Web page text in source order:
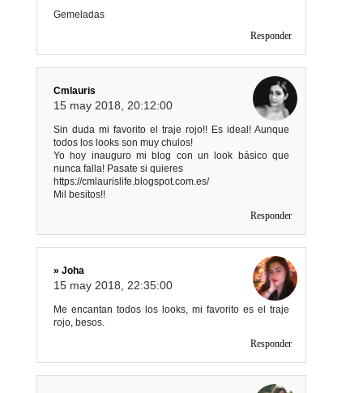
Gemeladas
Responder
Cmlauris
15 may 2018, 20:12:00
Sin duda mi favorito el traje rojo!! Es ideal! Aunque
todos los looks son muy chulos!
Yo hoy inauguro mi blog con un look básico que
nunca falla! Pasate si quieres
https://cmlaurislife.blogspot.com.es/
Mil besitos!!
Responder
» Joha
15 may 2018, 22:35:00
Me encantan todos los looks, mi favorito es el traje
rojo, besos.
Responder